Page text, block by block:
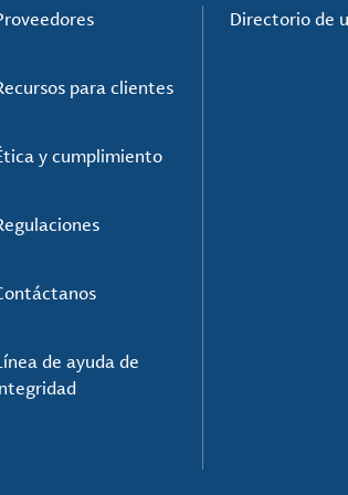
para clientes
y cumplimiento
de ayuda de
Directorio de